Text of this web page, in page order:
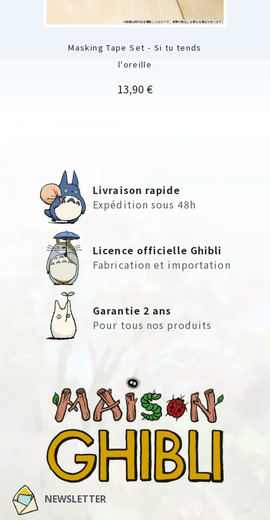
Masking Tape Set - Si tu tends
l'oreille
Prix
13,90 €
Livraison rapide
Expédition sous 48h
Licence officielle Ghibli
Fabrication et importation
Garantie 2 ans
Pour tous nos produits
NEWSLETTER